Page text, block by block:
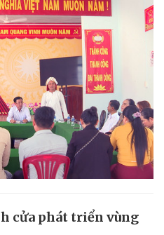
cửa phát triển vùng